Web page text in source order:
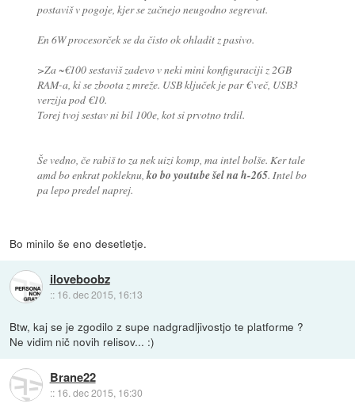
postaviš v pogoje, kjer se začnejo neugodno segrevat.
En 6W procesorček se da čisto ok ohladit z pasivo.
>Za ~€100 sestaviš zadevo v neki mini konfiguraciji z 2GB
RAM-a, ki se zboota z mreže. USB ključek je par € več, USB3
verzija pod €10.
Torej tvoj sestav ni bil 100e, kot si prvotno trdil.
Še vedno, če rabiš to za nek uizi komp, ma intel bolše. Ker tale
amd bo enkrat pokleknu,ko bo youtube šel na h-265. Intel bo
pa lepo predel naprej.
Bo minilo še eno desetletje.
iloveboobz
:: 16. dec 2015, 16:13
Btw, kaj se je zgodilo z supe nadgradljivostjo te platforme ?
Ne vidim nič novih relisov... :)
Brane22
:: 16. dec 2015, 16:30